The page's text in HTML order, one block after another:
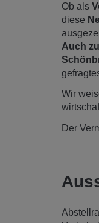
Ob als
diese
Auch
Wir
Der